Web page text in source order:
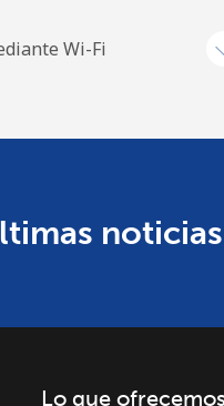
Wi-Fi
Lo que